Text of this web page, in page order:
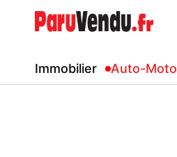
Immobilier Auto-Moto